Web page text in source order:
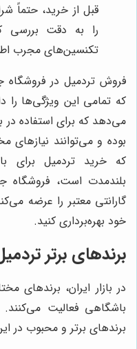
قبل از خرید، حتماً
را به دقت بررسی
تکنسین‌های مجرب
فروش تردمیل در
که تمامی این ویژگی‌ها را
می‌دهد که برای استفاده
بوده و می‌توانند نیازهای
که خرید تردمیل برای
بلندمدت است، فروشگاه
گارانتی معتبر را عرضه
خود بهره‌برداری کنید.
برندهای برتر
در بازار ایران، برندهای
باشگاهی فعالیت
برندهای برتر و محبوب در